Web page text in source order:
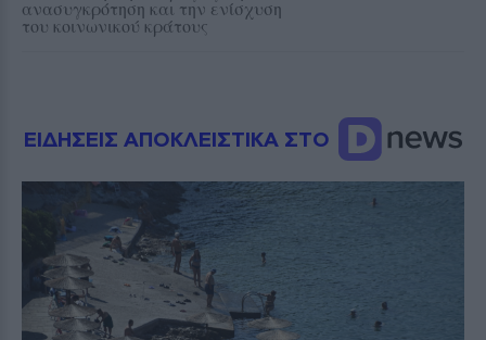
ανασυγκρότηση και την ενίσχυση
του κοινωνικού κράτους
ΕΙΔΗΣΕΙΣ ΑΠΟΚΛΕΙΣΤΙΚΑ ΣΤΟ